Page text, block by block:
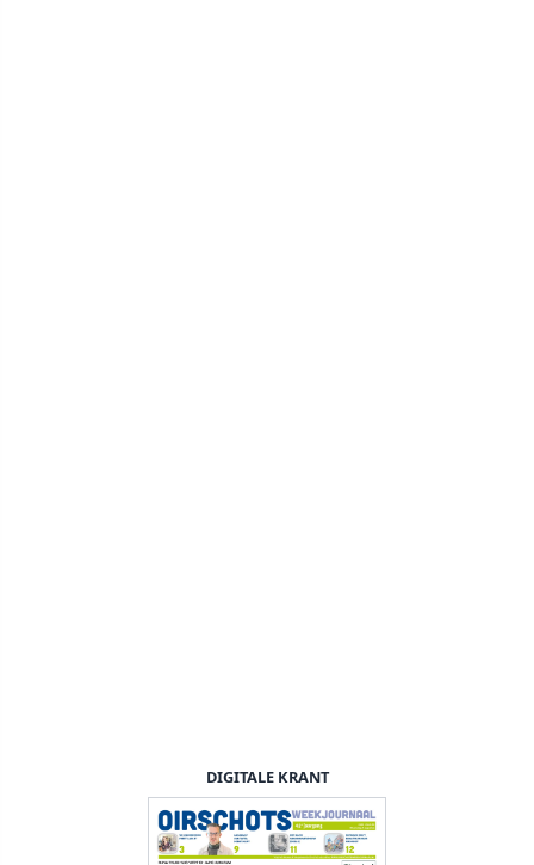
DIGITALE KRANT